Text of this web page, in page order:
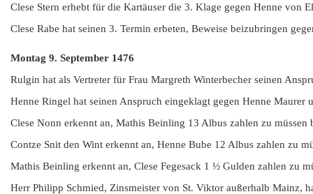
Clese Stern erhebt für die Kartäuser die 3. Klage gegen Henne von
Clese Rabe hat seinen 3. Termin erbeten, Beweise beizubringen
Montag 9. September 1476
Rulgin hat als Vertreter für Frau Margreth Winterbecher seinen
Henne Ringel hat seinen Anspruch eingeklagt gegen Henne Maurer
Clese Nonn erkennt an, Mathis Beinling 13 Albus zahlen zu
Contze Snit den Wint erkennt an, Henne Bube 12 Albus zahlen zu
Mathis Beinling erkennt an, Clese Fegesack 1 ½ Gulden zahlen zu
Herr Philipp Schmied, Zinsmeister von St. Viktor außerhalb Mainz,